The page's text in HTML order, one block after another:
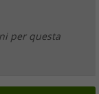
per questa